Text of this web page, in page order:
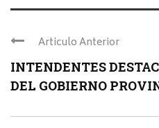
Articulo Anterior
INTENDENTES
DEL GOBIERNO